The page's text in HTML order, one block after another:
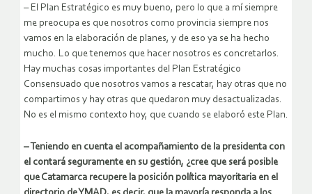
– El Plan Estratégico es muy bueno, pero lo que a mí siempre
me preocupa es que nosotros como provincia siempre nos
vamos en la elaboración de planes, y de eso ya se ha hecho
mucho. Lo que tenemos que hacer nosotros es concretarlos.
Hay muchas cosas importantes del Plan Estratégico
Consensuado que nosotros vamos a rescatar, hay otras que no
compartimos y hay otras que quedaron muy desactualizadas.
No es el mismo contexto hoy, que cuando se elaboró este Plan.
– Teniendo en cuenta el acompañamiento de la presidenta con
el contará seguramente en su gestión, ¿cree que será posible
que Catamarca recupere la posición política mayoritaria en el